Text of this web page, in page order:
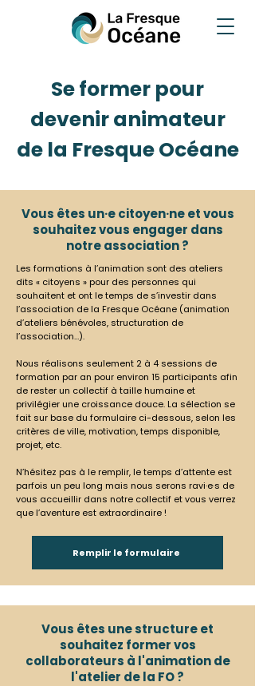
Se former pour
devenir animateur
de la Fresque Océane
Vous êtes un·e citoyen·ne et vous
souhaitez vous engager dans
notre association ?
Les formations à l’animation sont des ateliers
dits « citoyens » pour des personnes qui
souhaitent et ont le temps de s’investir dans
l’association de la Fresque Océane (animation
d’ateliers bénévoles, structuration de
l’association…).
Nous réalisons seulement 2 à 4 sessions de
formation par an pour environ 15 participants afin
de rester un collectif à taille humaine et
privilégier une croissance douce. La sélection se
fait sur base du formulaire ci-dessous, selon les
critères de ville, motivation, temps disponible,
projet, etc.
N’hésitez pas à le remplir, le temps d’attente est
parfois un peu long mais nous serons ravi·e·s de
vous accueillir dans notre collectif et vous verrez
que l’aventure est extraordinaire !
Remplir le formulaire
Vous êtes une structure et
souhaitez former vos
collaborateurs à l'animation de
l'atelier de la FO ?